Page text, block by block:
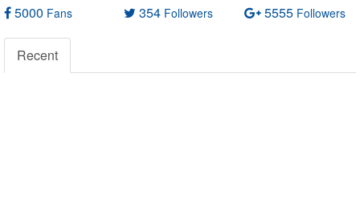
5000 Fans 354 Followers 5555 Followers
Recent